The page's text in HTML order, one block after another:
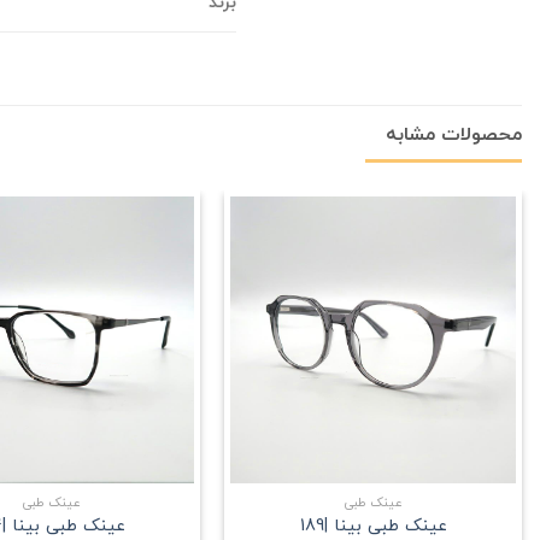
محصولات مشابه
مندی
عینک طبی
عینک طبی بینا |189
عینک طبی
عینک طبی بینا |194